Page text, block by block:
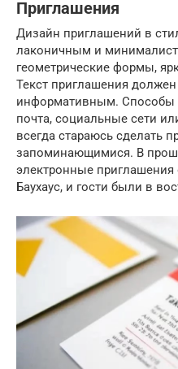
Приглашения
Дизайн приглашений в
лаконичным и
геометрические формы,
Текст приглашения
информативным. Способы
почта, социальные сети
всегда стараюсь сделать
запоминающимися. В
электронные
Баухаус, и гости были в